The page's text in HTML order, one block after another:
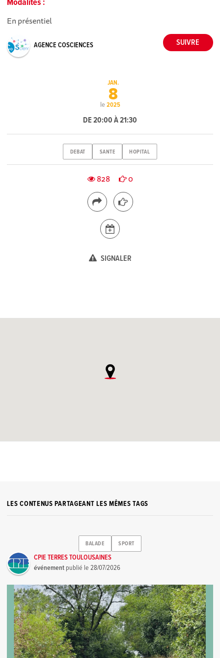
Modalités :
En présentiel
AGENCE COSCIENCES
le
JAN.
8
2025
DE 20:00 À 21:30
DEBAT SANTE HOPITAL
828 0
SIGNALER
LES CONTENUS PARTAGEANT LES MÊMES TAGS
BALADE SPORT
CPIE TERRES TOULOUSAINES
événement publié le28/07/2026